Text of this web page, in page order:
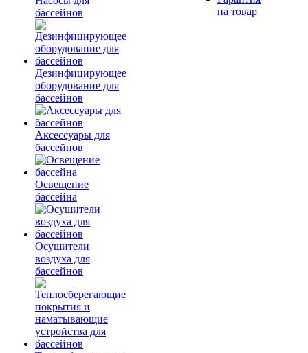
бассейнов
Дезинфицирующее
оборудование для
бассейнов
Аксессуары для
бассейнов
Освещение
бассейна
Осушители
воздуха для
бассейнов
на товар